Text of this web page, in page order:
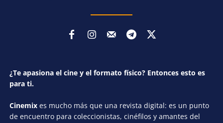
¿Te apasiona el cine y el formato físico? Entonces esto es
para ti.
Cinemix es mucho más que una revista digital: es un punto
de encuentro para coleccionistas, cinéfilos y amantes del